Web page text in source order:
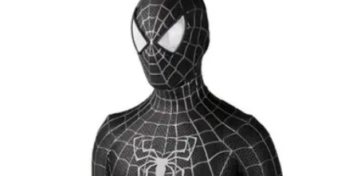
Guías y
ComparativosDisfraces Clásicos